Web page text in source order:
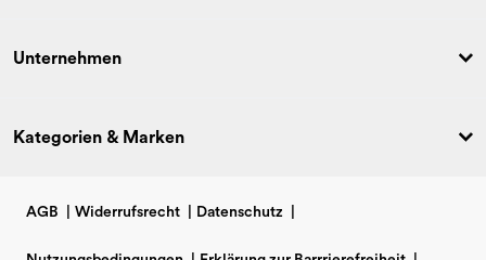
Unternehmen
Kategorien & Marken
AGB Widerrufsrecht Datenschutz